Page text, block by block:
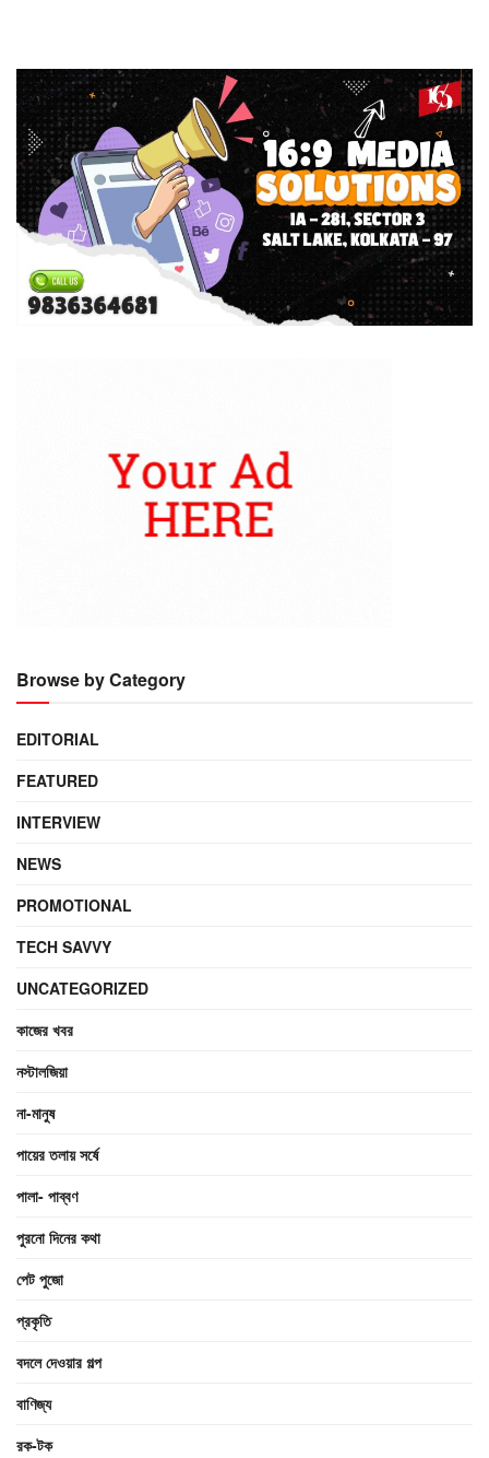
Browse by Category
EDITORIAL
FEATURED
INTERVIEW
NEWS
PROMOTIONAL
TECH SAVVY
UNCATEGORIZED
কাজের খবর
নস্টালজিয়া
না-মানুষ
পায়ের তলায় সর্ষে
পালা- পাব্বণ
পুরনো দিনের কথা
পেট পুজো
প্রকৃতি
বদলে দেওয়ার গল্প
বাণিজ্য
রক-টক